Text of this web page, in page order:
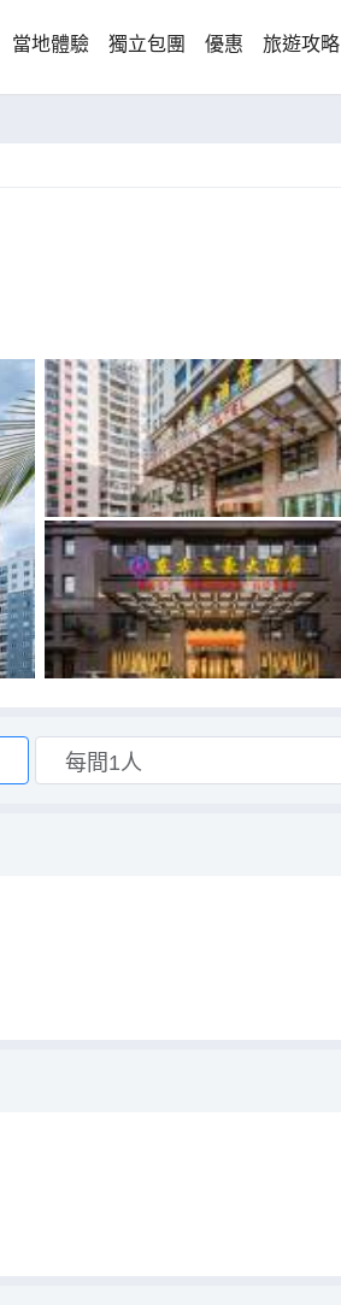
當地體驗 獨立包團 優惠 旅遊攻略